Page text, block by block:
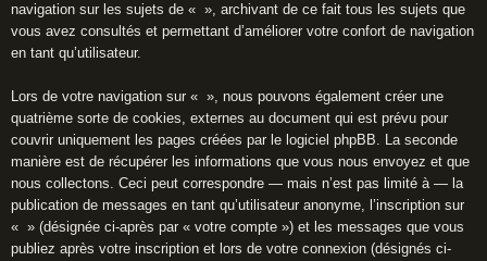
navigation sur les sujets de « », archivant de ce fait tous les sujets que
vous avez consultés et permettant d’améliorer votre confort de navigation
en tant qu’utilisateur.
Lors de votre navigation sur « », nous pouvons également créer une
quatrième sorte de cookies, externes au document qui est prévu pour
couvrir uniquement les pages créées par le logiciel phpBB. La seconde
manière est de récupérer les informations que vous nous envoyez et que
nous collectons. Ceci peut correspondre — mais n’est pas limité à — la
publication de messages en tant qu’utilisateur anonyme, l’inscription sur
« » (désignée ci-après par « votre compte ») et les messages que vous
publiez après votre inscription et lors de votre connexion (désignés ci-